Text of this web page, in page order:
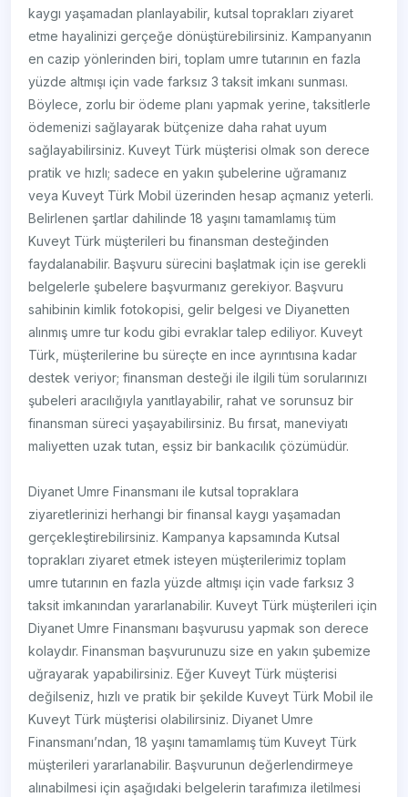
kaygı yaşamadan planlayabilir, kutsal toprakları ziyaret
etme hayalinizi gerçeğe dönüştürebilirsiniz. Kampanyanın
en cazip yönlerinden biri, toplam umre tutarının en fazla
yüzde altmışı için vade farksız 3 taksit imkanı sunması.
Böylece, zorlu bir ödeme planı yapmak yerine, taksitlerle
ödemenizi sağlayarak bütçenize daha rahat uyum
sağlayabilirsiniz. Kuveyt Türk müşterisi olmak son derece
pratik ve hızlı; sadece en yakın şubelerine uğramanız
veya Kuveyt Türk Mobil üzerinden hesap açmanız yeterli.
Belirlenen şartlar dahilinde 18 yaşını tamamlamış tüm
Kuveyt Türk müşterileri bu finansman desteğinden
faydalanabilir. Başvuru sürecini başlatmak için ise gerekli
belgelerle şubelere başvurmanız gerekiyor. Başvuru
sahibinin kimlik fotokopisi, gelir belgesi ve Diyanetten
alınmış umre tur kodu gibi evraklar talep ediliyor. Kuveyt
Türk, müşterilerine bu süreçte en ince ayrıntısına kadar
destek veriyor; finansman desteği ile ilgili tüm sorularınızı
şubeleri aracılığıyla yanıtlayabilir, rahat ve sorunsuz bir
finansman süreci yaşayabilirsiniz. Bu fırsat, maneviyatı
maliyetten uzak tutan, eşsiz bir bankacılık çözümüdür.
Diyanet Umre Finansmanı ile kutsal topraklara
ziyaretlerinizi herhangi bir finansal kaygı yaşamadan
gerçekleştirebilirsiniz. Kampanya kapsamında Kutsal
toprakları ziyaret etmek isteyen müşterilerimiz toplam
umre tutarının en fazla yüzde altmışı için vade farksız 3
taksit imkanından yararlanabilir. Kuveyt Türk müşterileri için
Diyanet Umre Finansmanı başvurusu yapmak son derece
kolaydır. Finansman başvurunuzu size en yakın şubemize
uğrayarak yapabilirsiniz. Eğer Kuveyt Türk müşterisi
değilseniz, hızlı ve pratik bir şekilde Kuveyt Türk Mobil ile
Kuveyt Türk müşterisi olabilirsiniz. Diyanet Umre
Finansmanı’ndan, 18 yaşını tamamlamış tüm Kuveyt Türk
müşterileri yararlanabilir. Başvurunun değerlendirmeye
alınabilmesi için aşağıdaki belgelerin tarafımıza iletilmesi